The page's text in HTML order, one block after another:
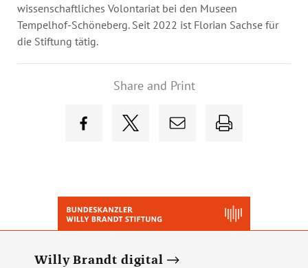
Organigram
wissenschaftliches Volontariat bei den Museen
Tempelhof-Schöneberg. Seit 2022 ist Florian Sachse für
die Stiftung tätig.
Share and Print
Willy Brandt digital